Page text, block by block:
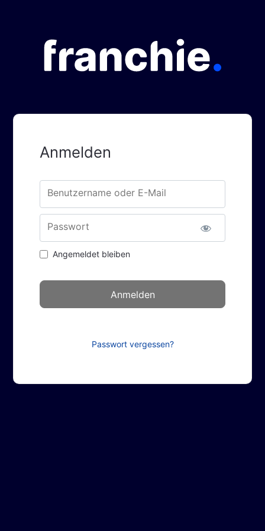
Anmelden
Benutzername oder E-Mail
Passwort
Angemeldet bleiben
Passwort vergessen?